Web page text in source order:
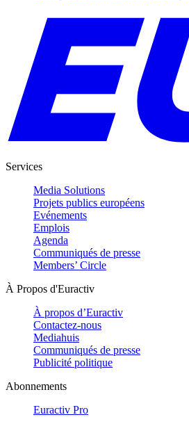
Services
Media Solutions
Projets publics européens
Evénements
Emplois
Agenda
Communiqués de presse
Members’ Circle
À Propos d'Euractiv
À propos d’Euractiv
Contactez-nous
Mediahuis
Communiqués de presse
Publicité politique
Abonnements
Euractiv Pro